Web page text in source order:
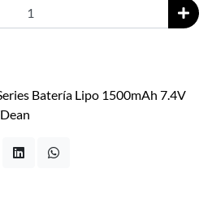
Batería Lipo 1500mAh 7.4V